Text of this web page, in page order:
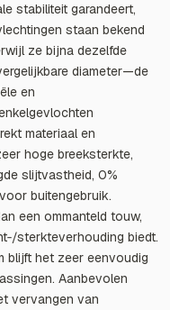
stabiliteit garandeert,
staan bekend
ze bijna dezelfde
diameter—de
en
materiaal en
hoge breeksterkte,
slijtvastheid, 0%
buitengebruik.
een ommanteld touw,
sterkteverhouding biedt.
blijft het zeer eenvoudig
Aanbevolen
vervangen van